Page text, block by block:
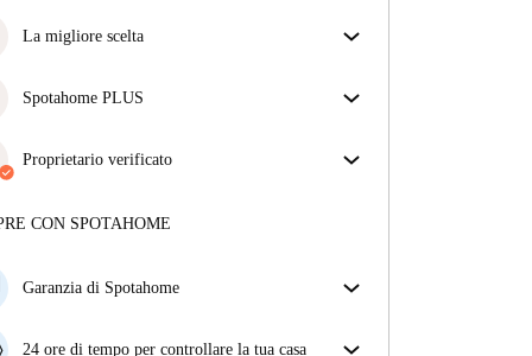
Più sulla verifica
incluse, che coprono l'affitto e le utenze per
La migliore scelta
disponibilità e qualità di alto livello.
Spotahome PLUS
fornendo accesso agli standard di sicurezza più
elevati e un supporto aggiuntivo durante la
Proprietario verificato
Maggiori informazioni su questo locatore
CON SPOTAHOME
Garanzia di Spotahome
con breve preavviso, noi A) ti pagheremo un hotel e
24 ore di tempo per controllare la tua casa